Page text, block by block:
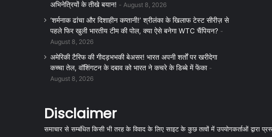
अभिनेत्रियों के तीखे बयान!
August 8, 2026
‘शर्मनाक ढांचा और दिशाहीन कप्तानी!’ श्रीलंका के खिलाफ टेस्ट सीरीज़ से
पहले फिर खुली भारतीय टीम की पोल, क्या ऐसे बनेगा WTC चैंपियन?
August 8, 2026
अमेरिकी टैरिफ की गीदड़भभकी बेअसर! भारत अपनी शर्तों पर खरीदेगा
कच्चा तेल, वॉशिंगटन के दबाव को भारत ने कचरे के डिब्बे में फेंका
August 8, 2026
Disclaimer
समाचार से सम्बंधित किसी भी तरह के विवाद के लिए साइट के कुछ तत्वों में उपयोगकर्ताओं द्वारा